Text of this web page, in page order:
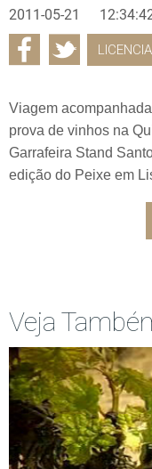
2011-05-21
Viagem
prova de vinhos na
Garrafeira Stand
edição do Peixe em
Veja